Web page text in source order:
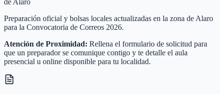
de Alaro
Preparación oficial y bolsas locales actualizadas en la zona de Alaro
para la Convocatoria de Correos 2026.
Atención de Proximidad: Rellena el formulario de solicitud para
que un preparador se comunique contigo y te detalle el aula
presencial u online disponible para tu localidad.